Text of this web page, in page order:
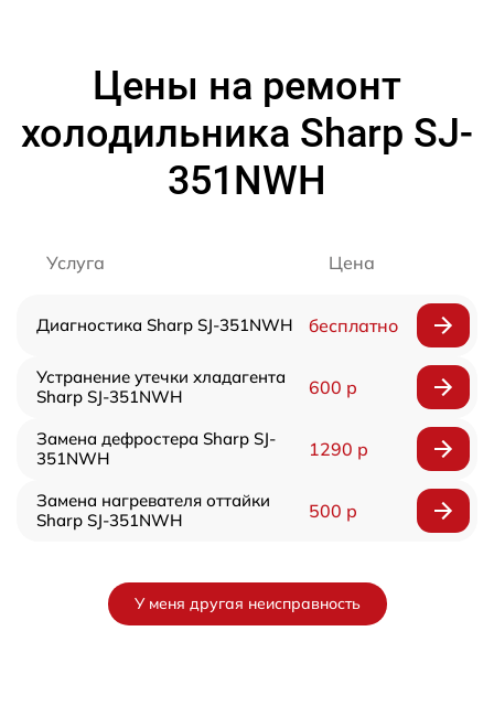
Цены на ремонт
холодильника Sharp SJ-
351NWH
Услуга Цена
Диагностика Sharp SJ-351NWH бесплатно
Устранение утечки хладагента
Sharp SJ-351NWH
600 р
Замена дефростера Sharp SJ-
351NWH
1290 р
Замена нагревателя оттайки
Sharp SJ-351NWH
500 р
У меня другая неисправность